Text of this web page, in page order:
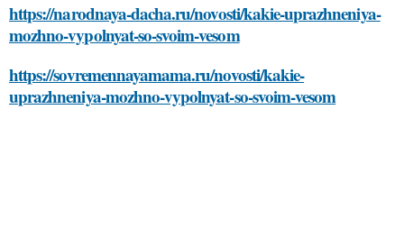
https://narodnaya-dacha.ru/novosti/kakie-uprazhneniya-
mozhno-vypolnyat-so-svoim-vesom
https://sovremennayamama.ru/novosti/kakie-
uprazhneniya-mozhno-vypolnyat-so-svoim-vesom